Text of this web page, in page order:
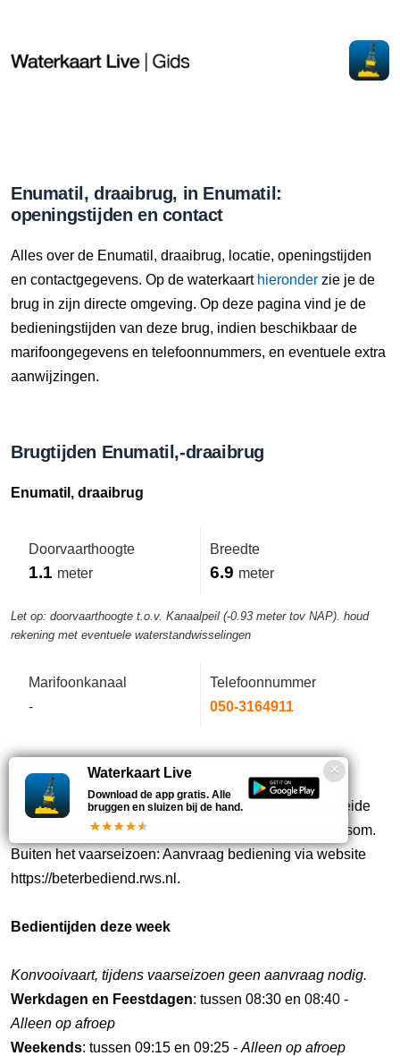
Enumatil, draaibrug, in Enumatil:
openingstijden en contact
Alles over de Enumatil, draaibrug, locatie, openingstijden
en contactgegevens. Op de waterkaart hieronder zie je de
brug in zijn directe omgeving. Op deze pagina vind je de
bedieningstijden van deze brug, indien beschikbaar de
marifoongegevens en telefoonnummers, en eventuele extra
aanwijzingen.
Brugtijden Enumatil,-draaibrug
Enumatil, draaibrug
Doorvaarthoogte
1.1 meter
Breedte
6.9 meter
Let op: doorvaarthoogte t.o.v. Kanaalpeil (-0.93 meter tov NAP). houd
rekening met eventuele waterstandwisselingen
Marifoonkanaal
-
Telefoonnummer
050-3164911
Bouwjaar 2008
Opmerking:Van 1 mei tot en met 31 augustus begeleide
konvooivaart van brug Briltil naar De Poffert en andersom.
Buiten het vaarseizoen: Aanvraag bediening via website
https://beterbediend.rws.nl.
Bedientijden deze week
Konvooivaart, tijdens vaarseizoen geen aanvraag nodig.
Werkdagen en Feestdagen: tussen 08:30 en 08:40 -
Alleen op afroep
Weekends: tussen 09:15 en 09:25 - Alleen op afroep
Waterkaart Live
Download de app gratis. Alle
bruggen en sluizen bij de hand.